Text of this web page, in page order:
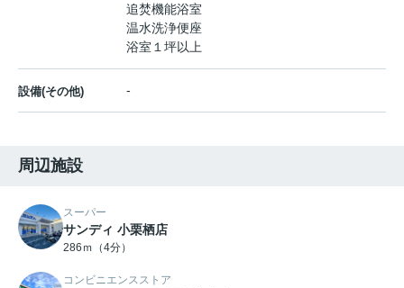
追焚機能浴室
温水洗浄便座
浴室１坪以上
設備(その他) -
周辺施設
スーパー
サンディ 小栗栖店
286ｍ（4分）
コンビニエンスストア